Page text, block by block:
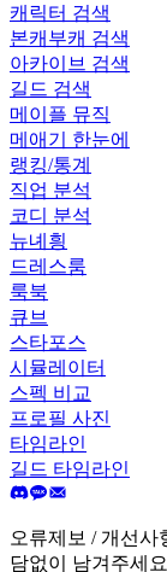
캐릭터 검색
본캐부캐 검색
아카이브 검색
길드 검색
메이플 뮤직
메애기 한눈에
랭킹/통계
직업 분석
코디 분석
뉴녜힁
드레스룸
룩북
큐브
스타포스
시뮬레이터
스펙 비교
프로필 사진
타임라인
길드 타임라인
오류제보 / 개선사
담없이 남겨주세